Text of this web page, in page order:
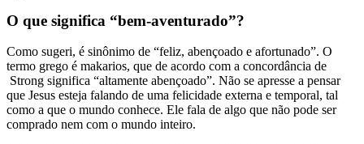
O que significa “bem-aventurado”?
Como sugeri, é sinônimo de “feliz, abençoado e afortunado”. O
termo grego é makarios, que de acordo com a concordância de
Strong significa “altamente abençoado”. Não se apresse a pensar
que Jesus esteja falando de uma felicidade externa e temporal, tal
como a que o mundo conhece. Ele fala de algo que não pode ser
comprado nem com o mundo inteiro.